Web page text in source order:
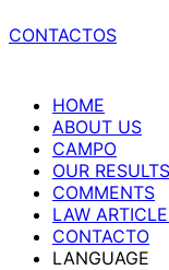
CONTACTOS
HOME
ABOUT US
CAMPO
OUR RESULTS
COMMENTS
LAW
CONTACTO
LANGUAGE